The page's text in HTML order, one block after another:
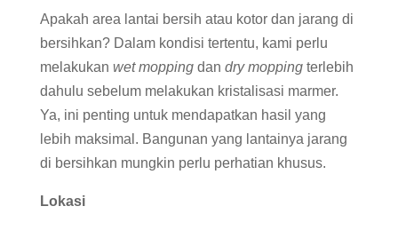
Apakah area lantai bersih atau kotor dan jarang di
bersihkan? Dalam kondisi tertentu, kami perlu
melakukan wet moppingdan dry moppingterlebih
dahulu sebelum melakukan kristalisasi marmer.
Ya, ini penting untuk mendapatkan hasil yang
lebih maksimal. Bangunan yang lantainya jarang
di bersihkan mungkin perlu perhatian khusus.
Lokasi